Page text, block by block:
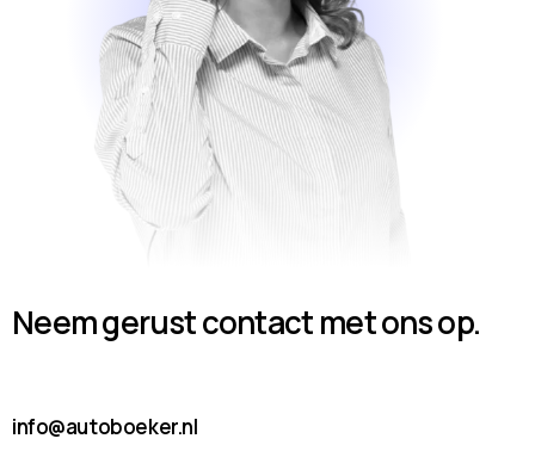
Neem gerust contact met ons op.
info@autoboeker.nl